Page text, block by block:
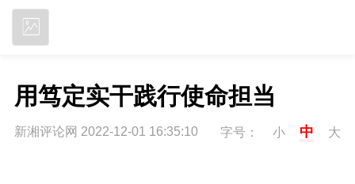
用笃定实干践行使命担当
新湘评论网 2022-12-01 16:35:10 字号： 小 中 大